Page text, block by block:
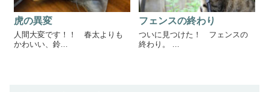
虎の異変
人間大変です！！ 春太よりも
かわいい、鈴...
フェンスの終わり
ついに見つけた！ フェンスの
終わり。 ...